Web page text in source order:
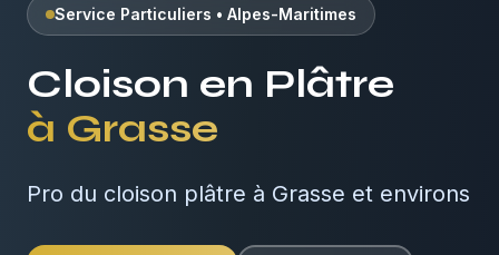
Service Particuliers • Alpes-Maritimes
Cloison en Plâtre
à Grasse
Pro du cloison plâtre à Grasse et environs